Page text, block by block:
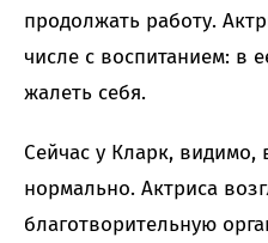
продолжать работу.
числе с воспитанием: в
жалеть себя.
Сейчас у Кларк, видимо,
нормально. Актриса
благотворительную